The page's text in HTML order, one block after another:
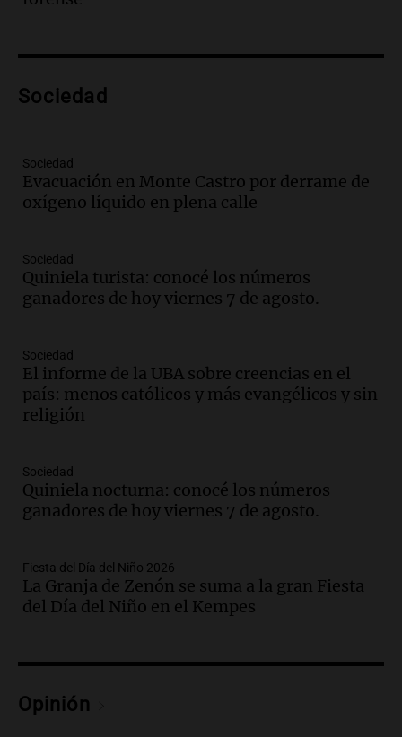
Panorama Federal
Audio.Preparativos finales para la gran
Bulaya este sábado
Audio.
Congreso y evacuación por derrame de
oxígeno en Montecastro
Audio.
Río Gallegos reporta frío extremo
y llega avión para escuelas de la décima
brigada aérea
Episodios
Audio. La justicia reconoce al COVID
como enfermedad laboral tras la muerte
de un docente
Audio. Aumento de tarifas de luz en San
Luis a partir de agosto por nueva
regulación de la energía
Episodios
Audio.Gabriela Irrazábal: “Un 35,5% de
la población del país fue a templos a
Episodios
Audio.
sobre la muerte del kitesurfista en
Sociedad
Sociedad
Evacuación en Monte Castro por derrame de
oxígeno líquido en plena calle
Sociedad
Quiniela turista: conocé los números
ganadores de hoy viernes 7 de agosto.
Sociedad
El informe de la UBA sobre creencias en el
país: menos católicos y más evangélicos y sin
religión
Sociedad
Quiniela nocturna: conocé los números
ganadores de hoy viernes 7 de agosto.
Fiesta del Día del Niño 2026
La Granja de Zenón se suma a la gran Fiesta
del Día del Niño en el Kempes
Opinión